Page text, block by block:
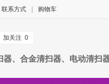
联系方式 购物车
加关注 0
、合金清扫器、电动清扫